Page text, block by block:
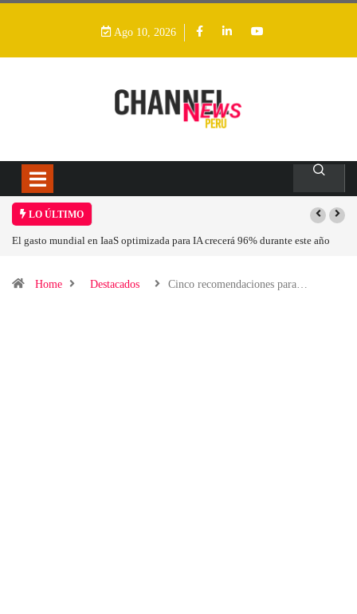
Ago 10, 2026
LO ÚLTIMO
para IA crecerá 96% durante este añoGobernanza de datos es estratégica
Home
Destacados Cinco recomendaciones para…